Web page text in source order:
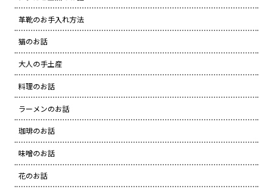
革靴のお手入れ方法
猫のお話
大人の手土産
料理のお話
ラーメンのお話
珈琲のお話
味噌のお話
花のお話